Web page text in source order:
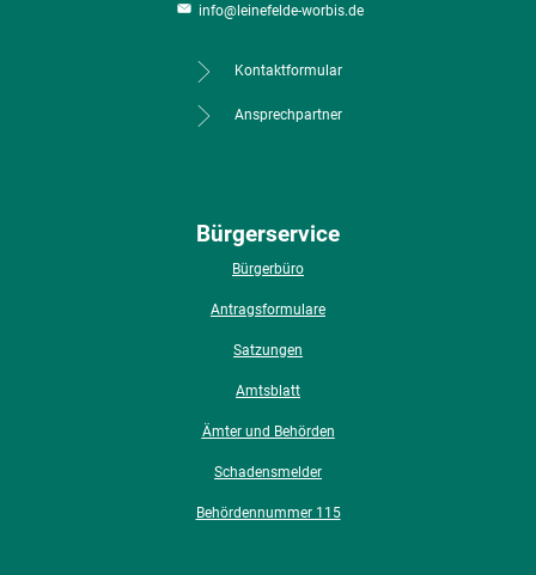
info@leinefelde-worbis.de
Kontaktformular
Ansprechpartner
Bürgerservice
Bürgerbüro
Antragsformulare
Satzungen
Amtsblatt
Ämter und Behörden
Schadensmelder
Behördennummer 115